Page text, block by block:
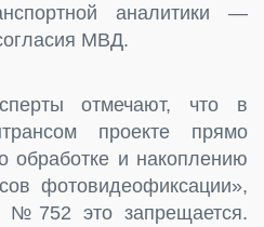
аналитики —
МВД.
отмечают, что в
проекте прямо
обработке и накоплению
фотовидеофиксации»,
№752 это запрещается.